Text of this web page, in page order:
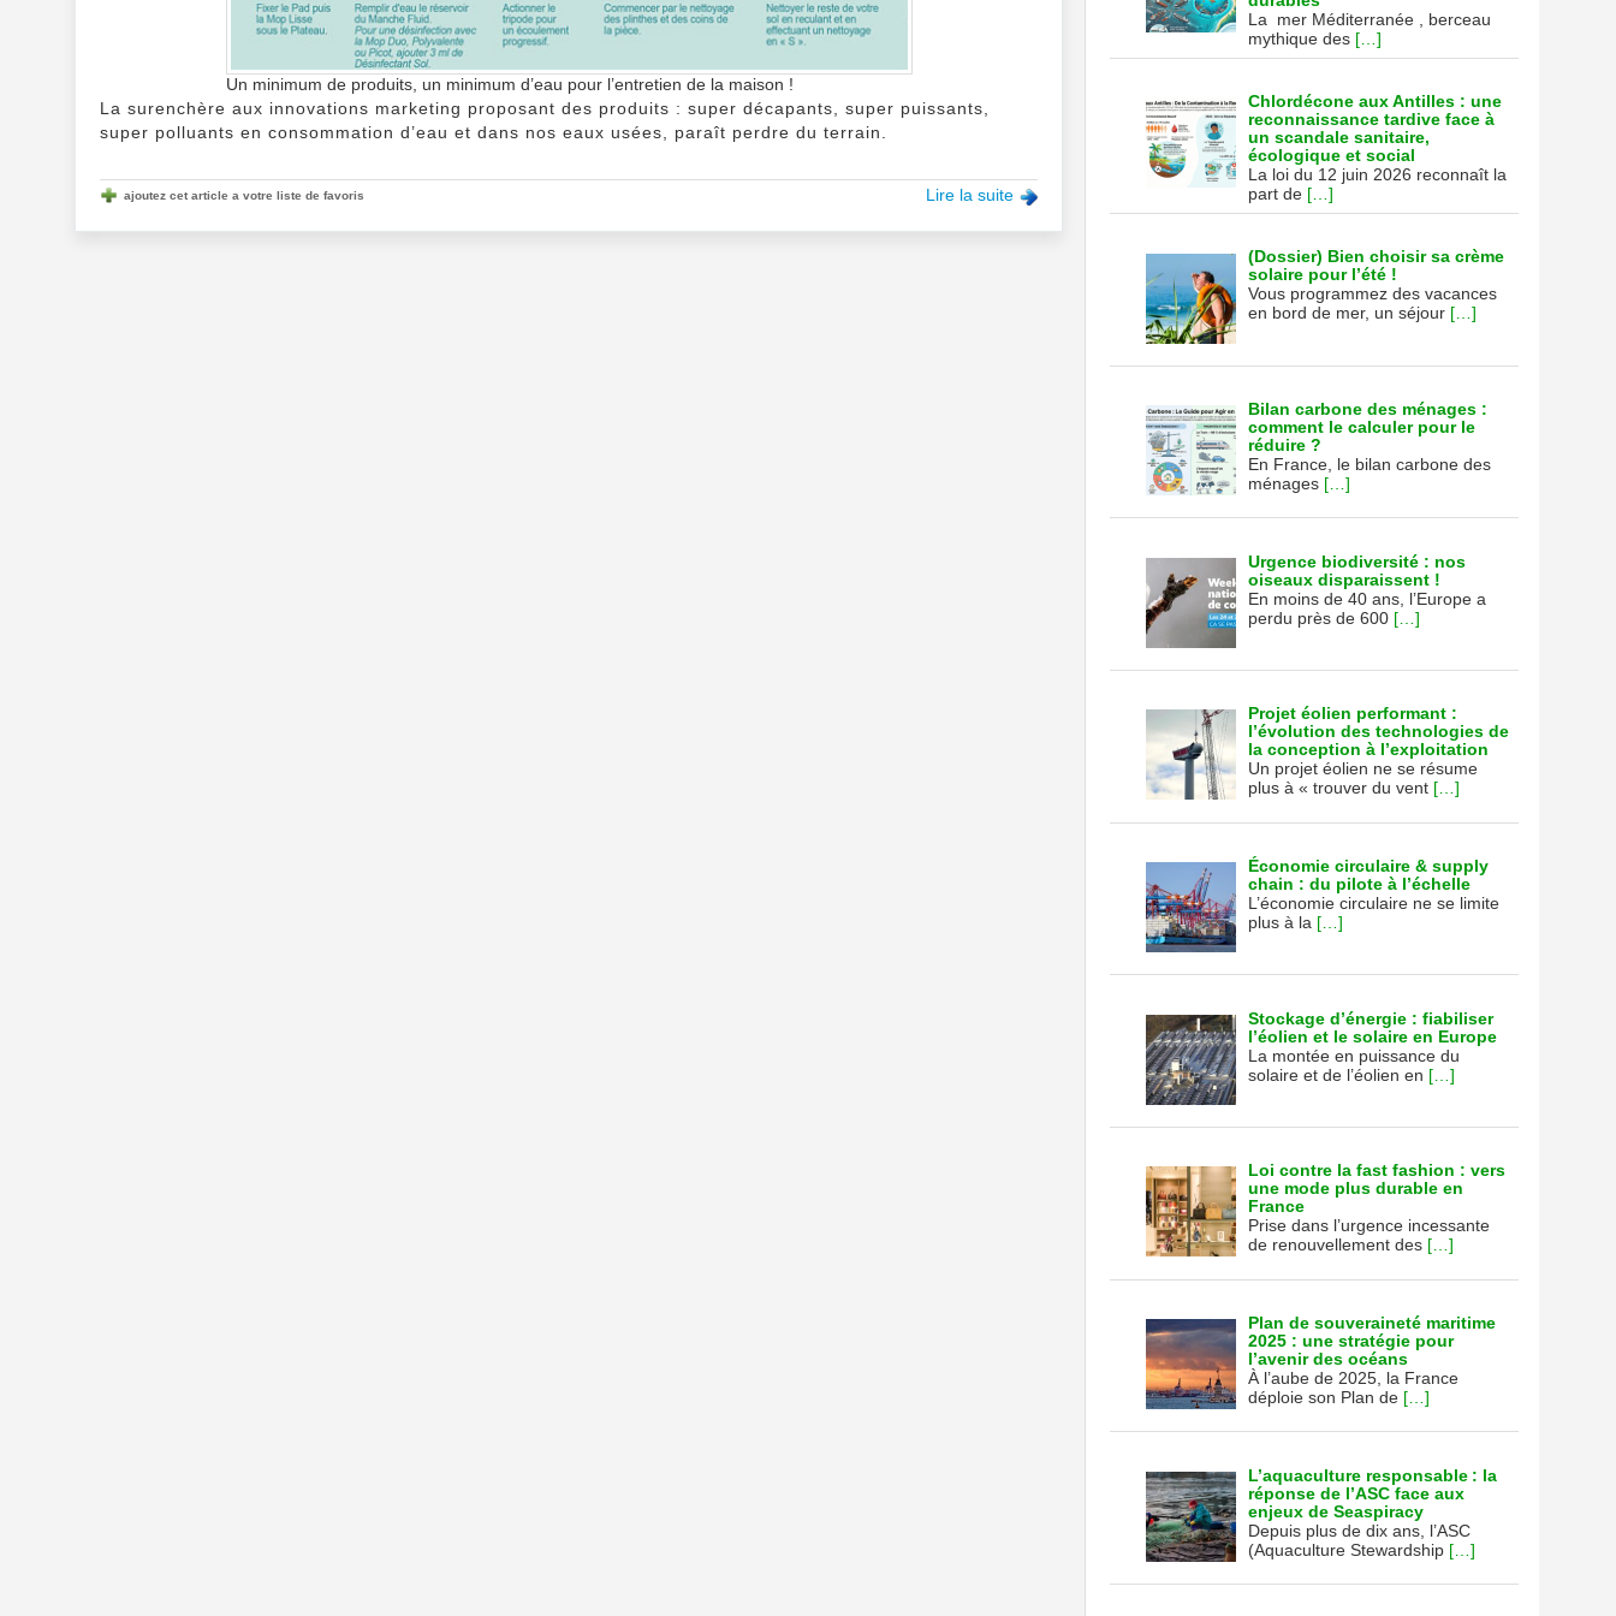
Un minimum de produits, un minimum d’eau pour l’entretien de la maison !
La surenchère aux innovations marketing proposant des produits : super décapants, super puissants,
super polluants en consommation d’eau et dans nos eaux usées, paraît perdre du terrain.
Lire la suite
ajoutez cet article a votre liste de favoris
La mer Méditerranée , berceau
mythique des […]
Chlordécone aux Antilles : une
reconnaissance tardive face à
un scandale sanitaire,
écologique et social
La loi du 12 juin 2026 reconnaît la
part de […]
(Dossier) Bien choisir sa crème
solaire pour l’été !
Vous programmez des vacances
en bord de mer, un séjour […]
Bilan carbone des ménages :
comment le calculer pour le
réduire ?
En France, le bilan carbone des
ménages […]
Urgence biodiversité : nos
oiseaux disparaissent !
En moins de 40 ans, l’Europe a
perdu près de 600 […]
Projet éolien performant :
l’évolution des technologies de
la conception à l’exploitation
Un projet éolien ne se résume
plus à « trouver du vent […]
Économie circulaire & supply
chain : du pilote à l’échelle
L’économie circulaire ne se limite
plus à la […]
Stockage d’énergie : fiabiliser
l’éolien et le solaire en Europe
La montée en puissance du
solaire et de l’éolien en […]
Loi contre la fast fashion : vers
une mode plus durable en
France
Prise dans l’urgence incessante
de renouvellement des […]
Plan de souveraineté maritime
2025 : une stratégie pour
l’avenir des océans
À l’aube de 2025, la France
déploie son Plan de […]
L’aquaculture responsable : la
réponse de l’ASC face aux
enjeux de Seaspiracy
Depuis plus de dix ans, l’ASC
(Aquaculture Stewardship […]